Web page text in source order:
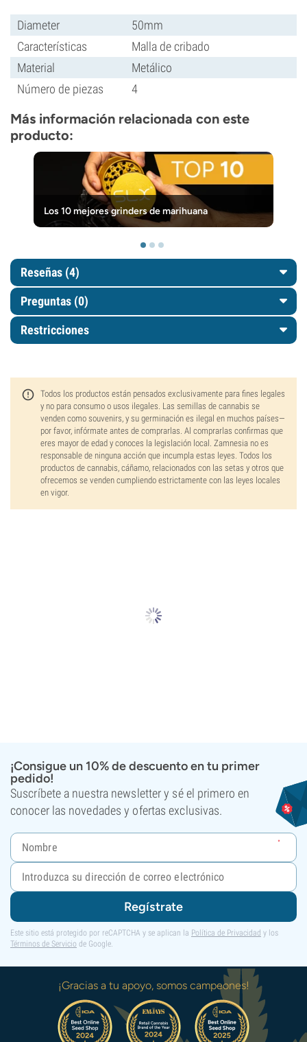
Diameter
50mm
Características
Malla de cribado
Material
Metálico
Número de piezas
4
Más información relacionada con este
producto:
Los 10 mejores grinders de marihuana
Reseñas (4)
Preguntas (0)
Restricciones
Todos los productos están pensados exclusivamente para fines legales
y no para consumo o usos ilegales. Las semillas de cannabis se
venden como souvenirs, y su germinación es ilegal en muchos países—
por favor, infórmate antes de comprarlas. Al comprarlas confirmas que
eres mayor de edad y conoces la legislación local. Zamnesia no es
responsable de ninguna acción que incumpla estas leyes. Todos los
productos de cannabis, cáñamo, relacionados con las setas y otros que
ofrecemos se venden cumpliendo estrictamente con las leyes locales
en vigor.
¡Consigue un 10% de descuento en tu primer
pedido!
Suscríbete a nuestra newsletter y sé el primero en
conocer las novedades y ofertas exclusivas.
Regístrate
Este sitio está protegido por reCAPTCHA y se aplican la Política de Privacidad y los
Términos de Servicio de Google.
¡Gracias a tu apoyo, somos campeones!